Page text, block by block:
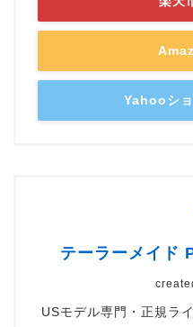
Yahooシ
テーラーメイド
USモデル専門・正規ラ